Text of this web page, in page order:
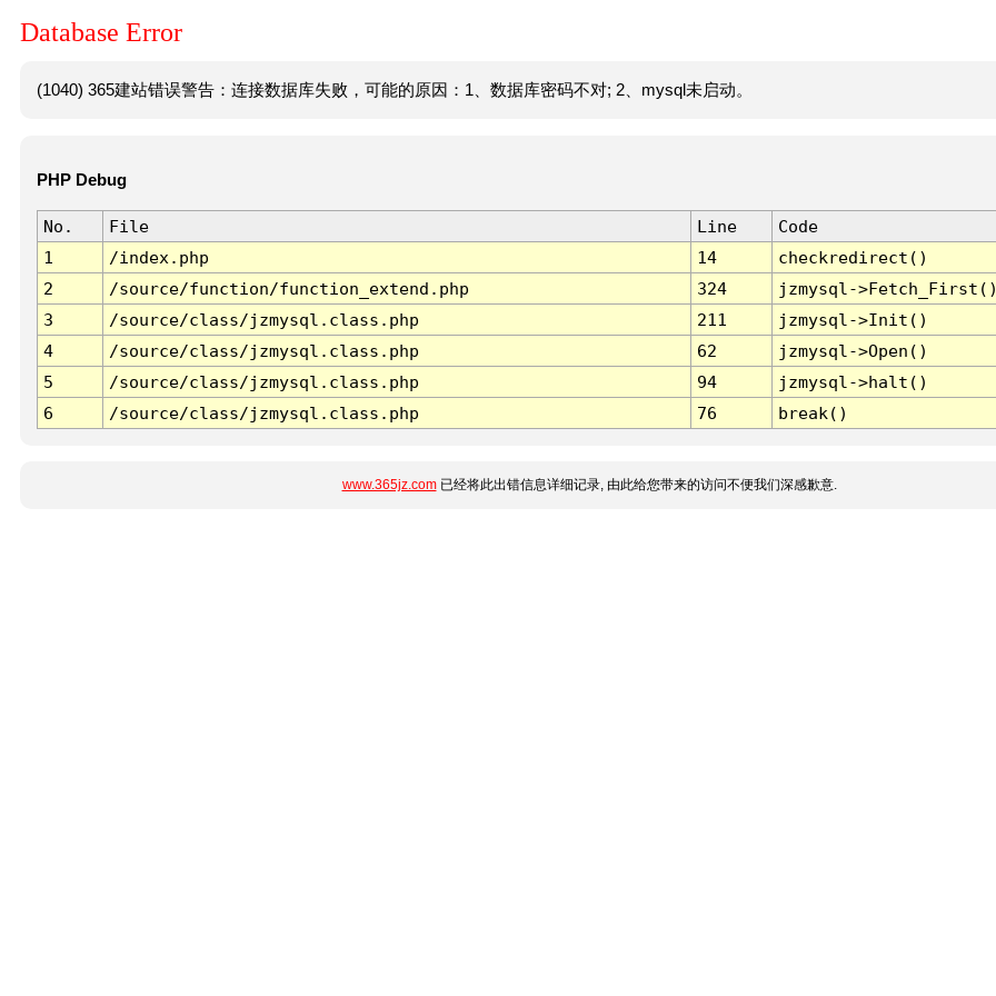
Database Error
(1040) 365建站错误警告：连接数据库失败，可能的原因：1、数据库密码不对; 2、mysql未启动。
PHP Debug
No. File Line
Code
1
/index.php 14
checkredirect()
2
/source/function/function_extend.php 324
jzmysql-
3
/source/class/jzmysql.class.php 211
jzmysql->Init()
4
/source/class/jzmysql.class.php 62
jzmysql->Open()
5
/source/class/jzmysql.class.php 94
jzmysql->halt()
6
/source/class/jzmysql.class.php 76 break()
www.365jz.com已经将此出错信息详细记录, 由此给您带来的访问不便我们深感歉意.